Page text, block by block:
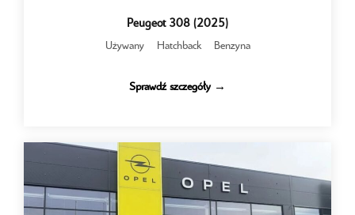
Peugeot 308 (2025)
Używany Hatchback Benzyna
Sprawdź szczegóły →